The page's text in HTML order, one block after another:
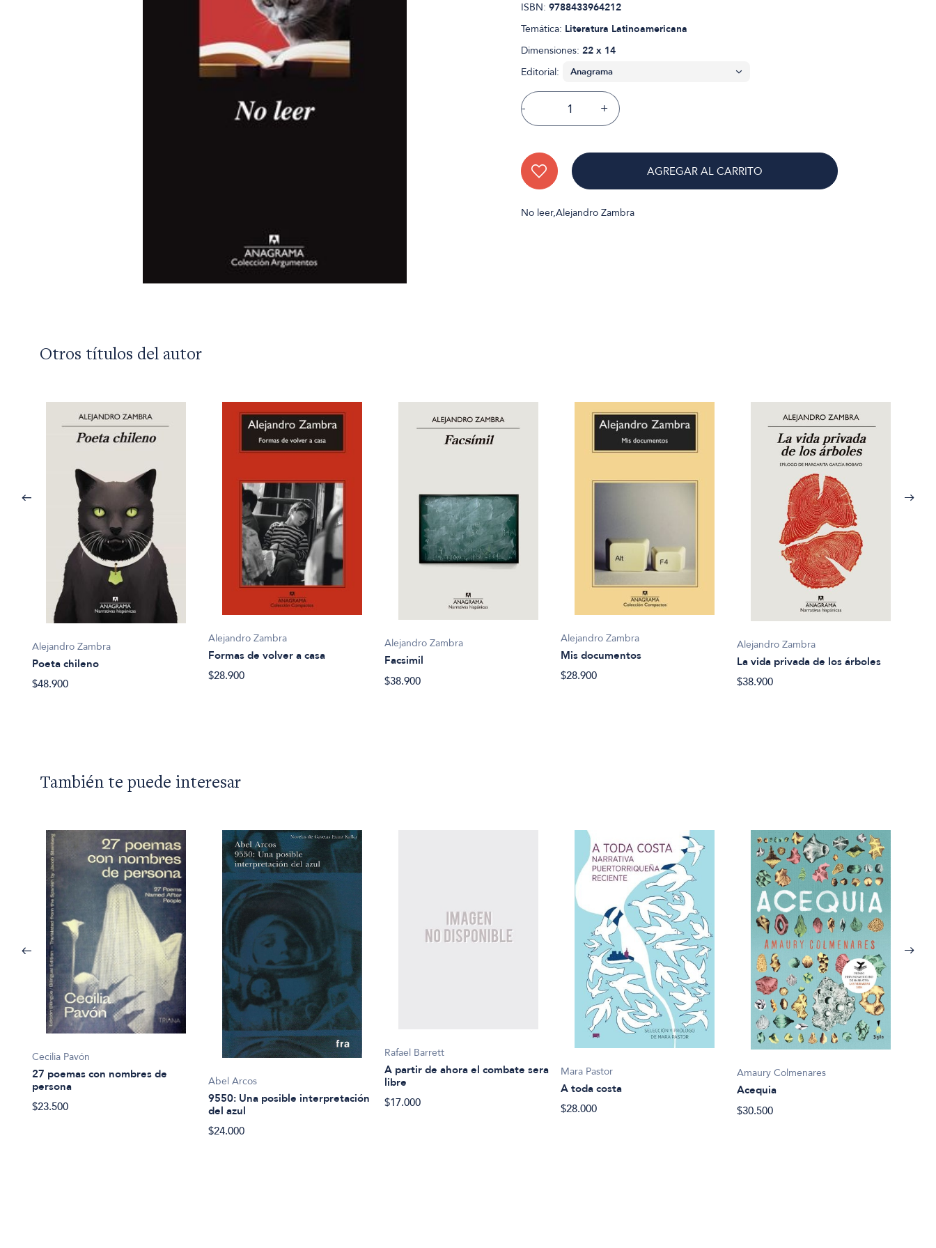
ISBN: 9788433964212
Temática: Literatura Latinoamericana
Dimensiones: 22 x 14
Editorial:
- +
AGREGAR AL CARRITO
No leer,Alejandro Zambra
Otros títulos del autor
Alejandro Zambra
Poeta chileno
$48.900
Alejandro Zambra
Formas de volver a casa
$28.900
Alejandro Zambra
Facsimil
$38.900
Alejandro Zambra
Mis documentos
$28.900
Alejandro Zambra
La vida privada de los árboles
$38.900
También te puede interesar
Cecilia Pavón
27 poemas con nombres de
persona
$23.500
Abel Arcos
9550: Una posible interpretación
del azul
$24.000
Rafael Barrett
A partir de ahora el combate sera
libre
$17.000
Mara Pastor
A toda costa
$28.000
Amaury Colmenares
Acequia
$30.500